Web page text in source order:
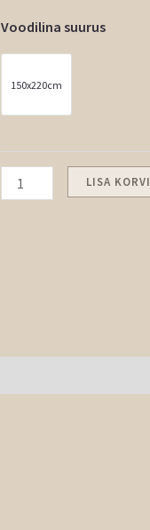
Voodilina suurus
150x220cm
LISA KORVI